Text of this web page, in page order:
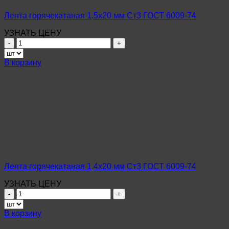
Лента горячекатаная 1,5х20 мм Ст3 ГОСТ 6009-74
УЗНАТЬ ЦЕНУ
Количество
товара
Лента
горячекатаная
В корзину
Лента горячекатаная 1,4х20 мм Ст3 ГОСТ 6009-74
УЗНАТЬ ЦЕНУ
Количество
товара
Лента
горячекатаная
В корзину